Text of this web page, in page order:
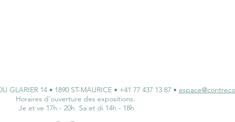
GLARIER 14 • 1890 ST-MAURICE • +41 77 437 13 87 •
Horaires d'ouverture des expositions.
Je et ve 17h - 20h Sa et di 14h - 18h